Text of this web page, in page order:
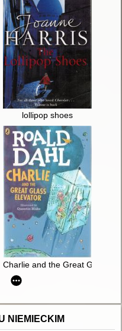
lollipop shoes
Charlie and the Great Glass
NIEMIECKIM